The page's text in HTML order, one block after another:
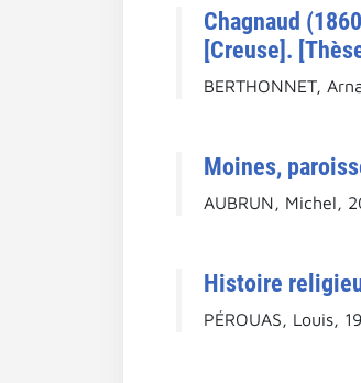
Chagnaud
[Creuse].
BERTHONNET,
Moines,
AUBRUN, Michel,
Histoire
PÉROUAS, Louis,